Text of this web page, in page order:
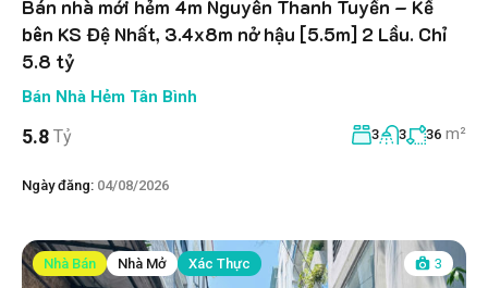
Bán nhà mới hẻm 4m Nguyễn Thanh Tuyền – Kế
bên KS Đệ Nhất, 3.4x8m nở hậu [5.5m] 2 Lầu. Chỉ
5.8 tỷ
Bán Nhà Hẻm Tân Bình
5.8 Tỷ 3 3 36 m²
Ngày đăng: 04/08/2026
Nhà Bán Nhà Mở Xác Thực 3